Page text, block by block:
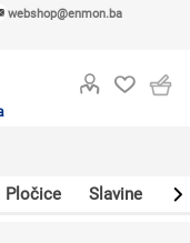
webshop@enmon.ba
Pločice Slavine